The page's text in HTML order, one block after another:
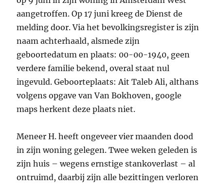
aangetroffen. Op 17 juni kreeg de Dienst de
melding door. Via het bevolkingsregister is zijn
naam achterhaald, alsmede zijn
geboortedatum en plaats: 00-00-1940, geen
verdere familie bekend, overal staat nul
ingevuld. Geboorteplaats: Ait Taleb Ali, althans
volgens opgave van Van Bokhoven, google
maps herkent deze plaats niet.
Meneer H. heeft ongeveer vier maanden dood
in zijn woning gelegen. Twee weken geleden is
zijn huis – wegens ernstige stankoverlast – al
ontruimd, daarbij zijn alle bezittingen verloren